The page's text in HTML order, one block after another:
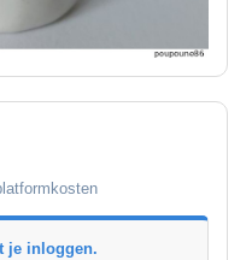
je inloggen.